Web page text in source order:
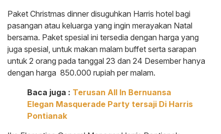
Paket Christmas dinner disuguhkan Harris hotel bagi
pasangan atau keluarga yang ingin merayakan Natal
bersama. Paket spesial ini tersedia dengan harga yang
juga spesial, untuk makan malam buffet serta sarapan
untuk 2 orang pada tanggal 23 dan 24 Desember hanya
dengan harga 850.000 rupiah per malam.
Baca juga : Terusan All In Bernuansa
Elegan Masquerade Party tersaji Di Harris
Pontianak